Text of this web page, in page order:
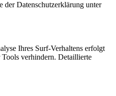
der Datenschutzerklärung unter
Ihres Surf-Verhaltens erfolgt
verhindern. Detaillierte